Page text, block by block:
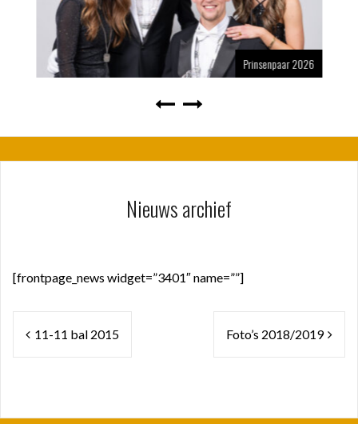
Prinsenpaar 2026
Nieuws archief
[frontpage_news widget=”3401″ name=””]
Bericht
11-11 bal 2015 Foto’s 2018/2019